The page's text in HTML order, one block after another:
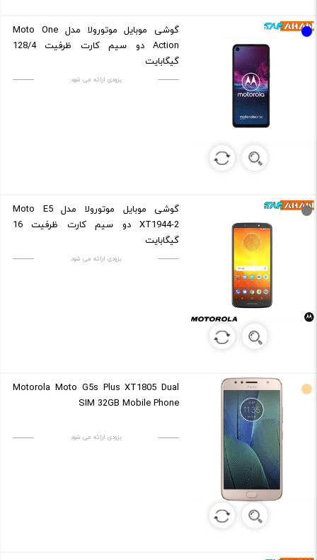
گوشی موبایل موتورولا مدل Moto One
Action دو سیم کارت ظرفیت 128/4
گیگابایت
بزودی ارائه می شود
گوشی موبایل موتورولا مدل Moto E5
XT1944-2 دو سیم کارت ظرفیت 16
گیگابایت
بزودی ارائه می شود
Motorola Moto G5s Plus XT1805 Dual
SIM 32GB Mobile Phone
بزودی ارائه می شود